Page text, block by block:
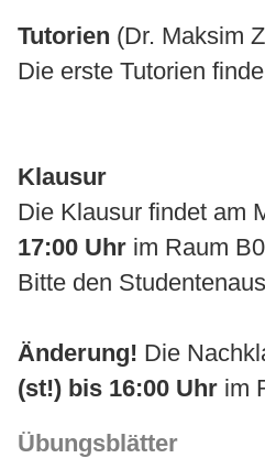
Tutorien (Dr. Maksim
Die erste Tutorien
Klausur
Die Klausur findet am
17:00 Uhr im Raum
Bitte den
Änderung! Die
(st!) bis 16:00 Uhr im
Übungsblätter